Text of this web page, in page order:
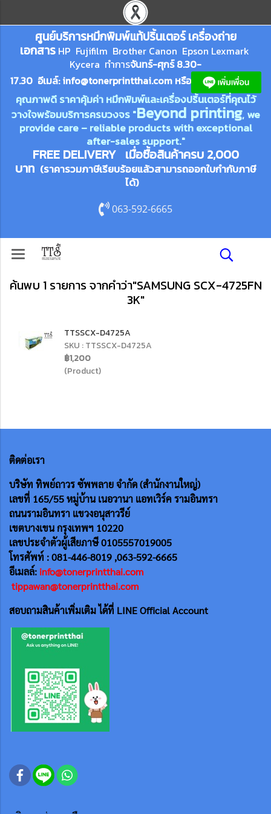
ศูนย์บริการหมึกพิมพ์แท้ปริ้นเตอร์ เครื่องถ่าย
เอกสาร HP Fujifilm Brother Canon Epson Lexmark
Kycera ทำการจันทร์-ศุกร์ 8.30-
17.30 อีเมล์:info@tonerprintthai.com หรือ
คุณภาพดี ราคาคุ้มค่า หมึกพิมพ์และเครื่องปริ้นเตอร์ที่คุณไว้
วางใจพร้อมบริการครบวงจร "Beyond printing, we
provide care – reliable products with exceptional
after-sales support."
FREE DELIVERY เมื่อซื้อสินค้าครบ 2,000
บาท (ราคารวมภาษีเรียบร้อยแล้วสามารถออกใบกำกับภาษี
ได้)
063-592-6665
ค้นพบ 1 รายการ จากคำว่า"SAMSUNG SCX-4725FN
3K"
TTSSCX-D4725A
SKU : TTSSCX-D4725A
฿1,200
(Product)
ติดต่อเรา
บริษัท ทิพย์ถาวร ซัพพลาย จำกัด (สำนักงานใหญ่)
เลขที่ 165/55หมู่บ้าน เนอวานา แอทเวิร์ค รามอินทรา
ถนนรามอินทรา แขวงอนุสาวรีย์
เขตบางเขน กรุงเทพฯ 10220
เลขประจำตัวผู้เสียภาษี 0105557019005
โทรศัพท์ : 081-446-8019 ,063-592-6665
อีเมลล์: info@tonerprintthai.com
tippawan@tonerprintthai.com
สอบถามสินค้าเพิ่มเติม ได้ที่ LINE Official Account